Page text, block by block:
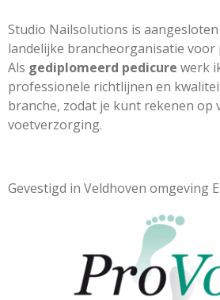
Studio Nailsolutions is
landelijke brancheorganisatie voor
Als gediplomeerd pedicure werk
professionele richtlijnen en
branche, zodat je kunt rekenen op
voetverzorging.
Gevestigd in Veldhoven omgeving